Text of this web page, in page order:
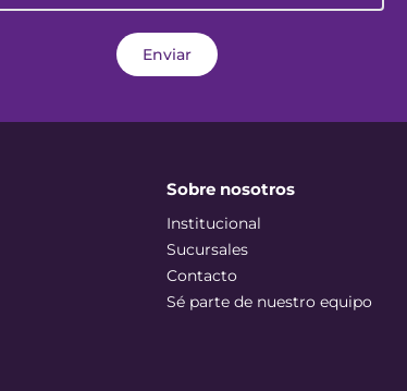
Enviar
Sobre nosotros
Institucional
Sucursales
Contacto
Sé parte de nuestro equipo